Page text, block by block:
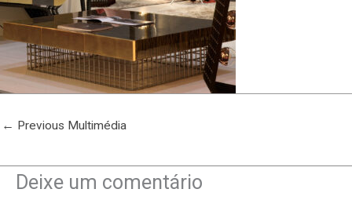
← Previous Multimédia
Deixe um comentário